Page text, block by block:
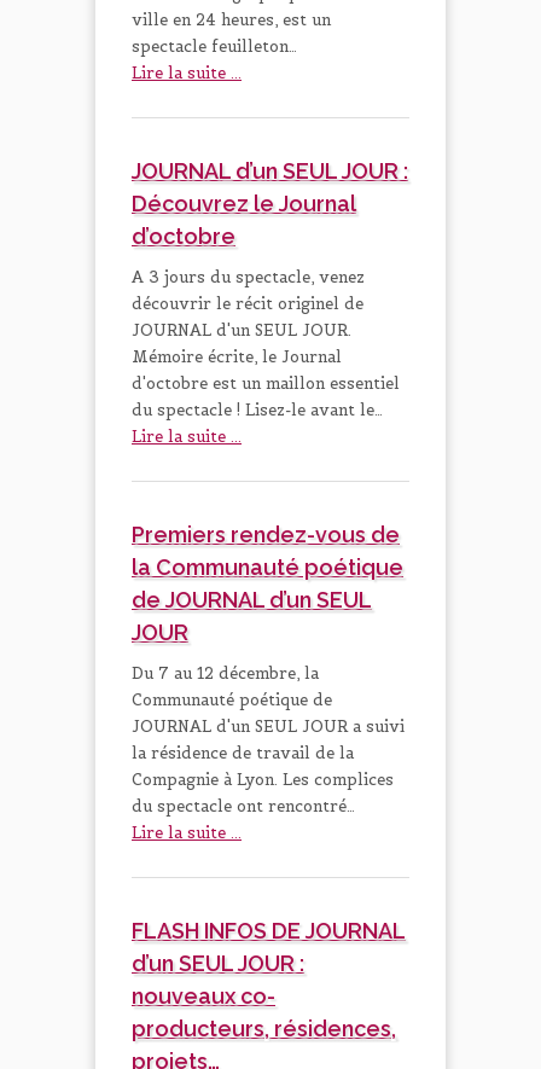
ville en 24 heures, est un
spectacle feuilleton…
Lire la suite ...
JOURNAL d’un SEUL JOUR :
Découvrez le Journal
d’octobre
A 3 jours du spectacle, venez
découvrir le récit originel de
JOURNAL d'un SEUL JOUR.
Mémoire écrite, le Journal
d'octobre est un maillon essentiel
du spectacle ! Lisez-le avant le…
Lire la suite ...
Premiers rendez-vous de
la Communauté poétique
de JOURNAL d’un SEUL
JOUR
Du 7 au 12 décembre, la
Communauté poétique de
JOURNAL d'un SEUL JOUR a suivi
la résidence de travail de la
Compagnie à Lyon. Les complices
du spectacle ont rencontré…
Lire la suite ...
FLASH INFOS DE JOURNAL
d’un SEUL JOUR :
nouveaux co-
producteurs, résidences,
projets…